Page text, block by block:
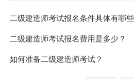
二级建造师考试报名条件具体有哪
二级建造师考试报名费用是多少？
如何准备二级建造师考试？